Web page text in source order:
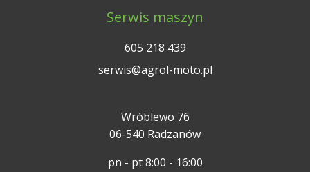
Serwis maszyn
605 218 439
serwis@agrol-moto.pl
Wróblewo 76
06-540 Radzanów
pn - pt 8:00 - 16:00